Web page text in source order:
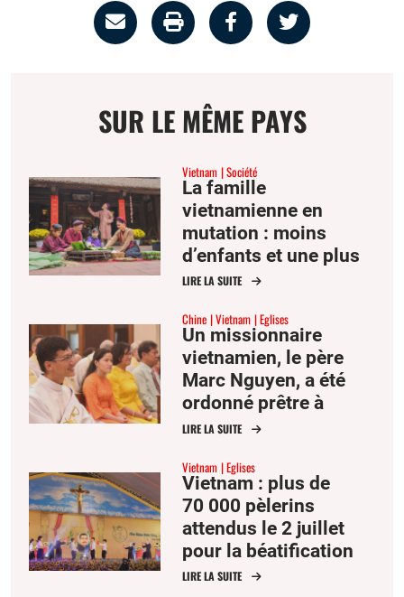
Partage
par
ImprimerPartager
sur
Partager
SUR LE MÊME PAYS
Vietnam Société
La famille
vietnamienne en
mutation : moins
d’enfants et une plus
grande solitude
LIRE LA SUITE
Chine Vietnam Eglises
Un missionnaire
vietnamien, le père
Marc Nguyen, a été
ordonné prêtre à
Hong-Kong
LIRE LA SUITE
Vietnam Eglises
Vietnam : plus de
70 000 pèlerins
attendus le 2 juillet
pour la béatification
de François-Xavier
LIRE LA SUITE